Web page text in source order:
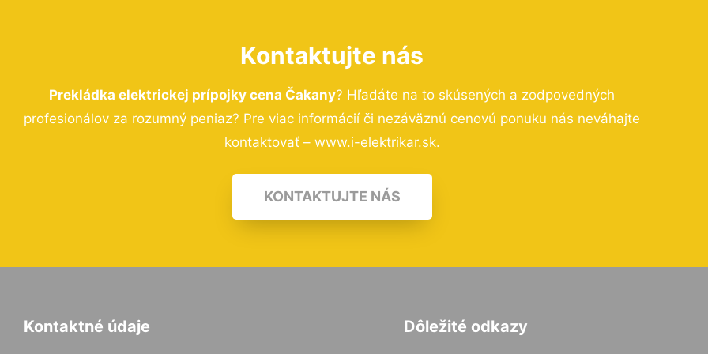
Kontaktujte nás
Prekládka elektrickej prípojky cena Čakany? Hľadáte na to skúsených a zodpovedných
profesionálov za rozumný peniaz? Pre viac informácií či nezáväznú cenovú ponuku nás neváhajte
kontaktovať – www.i-elektrikar.sk.
KONTAKTUJTE NÁS
Kontaktné údaje Dôležité odkazy